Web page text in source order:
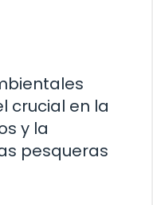
crucial en la
y la
pesqueras